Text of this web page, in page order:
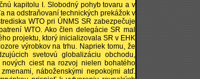
kapitolu I. Slobodný pohyb tovaru a v
na odstraňovaní technických prekážok v
WTO pri ÚNMS SR zabezpečuje
WTO. Ako člen delegácie SR mal
projektu, ktorý inicializovala SR v EHK
výrobkov na trhu. Napriek tomu, že
svetovú globalizáciu obchodu,
ciest na rozvoj nielen bohatého
náboženskými nepokojmi atď.